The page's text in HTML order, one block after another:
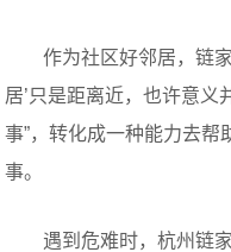
作为社区好邻居，链
居’只是距离近，也许意义
事”，转化成一种能力去
事。
遇到危难时，杭州链